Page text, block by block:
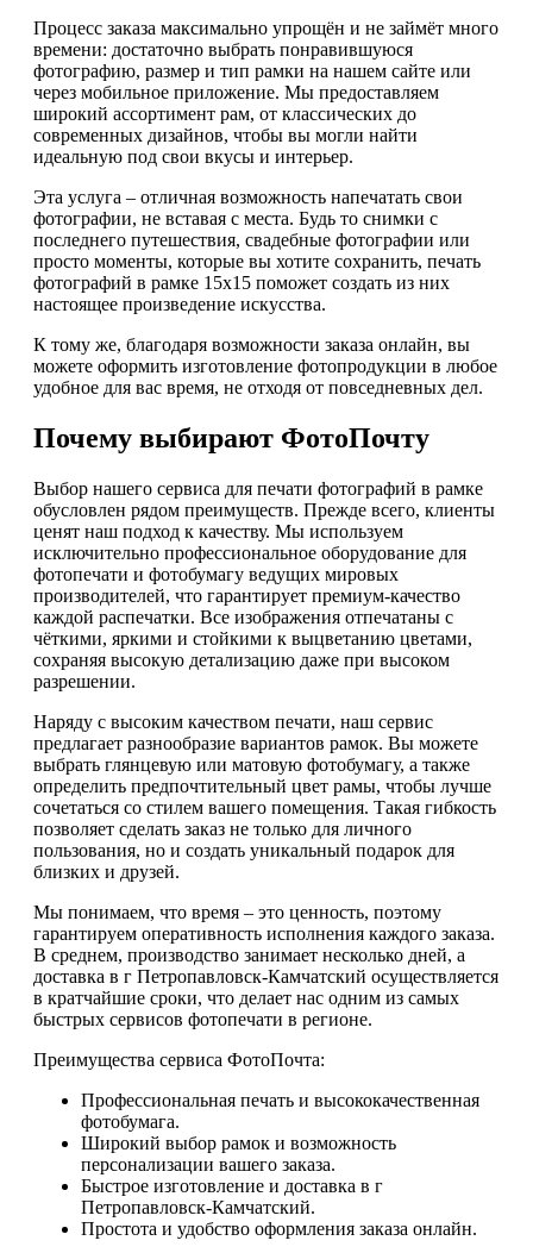
Процесс заказа максимально упрощён и не займёт много
времени: достаточно выбрать понравившуюся
фотографию, размер и тип рамки на нашем сайте или
через мобильное приложение. Мы предоставляем
широкий ассортимент рам, от классических до
современных дизайнов, чтобы вы могли найти
идеальную под свои вкусы и интерьер.
Эта услуга – отличная возможность напечатать свои
фотографии, не вставая с места. Будь то снимки с
последнего путешествия, свадебные фотографии или
просто моменты, которые вы хотите сохранить, печать
фотографий в рамке 15х15 поможет создать из них
настоящее произведение искусства.
К тому же, благодаря возможности заказа онлайн, вы
можете оформить изготовление фотопродукции в любое
удобное для вас время, не отходя от повседневных дел.
Почему выбирают ФотоПочту
Выбор нашего сервиса для печати фотографий в рамке
обусловлен рядом преимуществ. Прежде всего, клиенты
ценят наш подход к качеству. Мы используем
исключительно профессиональное оборудование для
фотопечати и фотобумагу ведущих мировых
производителей, что гарантирует премиум-качество
каждой распечатки. Все изображения отпечатаны с
чёткими, яркими и стойкими к выцветанию цветами,
сохраняя высокую детализацию даже при высоком
разрешении.
Наряду с высоким качеством печати, наш сервис
предлагает разнообразие вариантов рамок. Вы можете
выбрать глянцевую или матовую фотобумагу, а также
определить предпочтительный цвет рамы, чтобы лучше
сочетаться со стилем вашего помещения. Такая гибкость
позволяет сделать заказ не только для личного
пользования, но и создать уникальный подарок для
близких и друзей.
Мы понимаем, что время – это ценность, поэтому
гарантируем оперативность исполнения каждого заказа.
В среднем, производство занимает несколько дней, а
доставка в г Петропавловск-Камчатский осуществляется
в кратчайшие сроки, что делает нас одним из самых
быстрых сервисов фотопечати в регионе.
Преимущества сервиса ФотоПочта:
Профессиональная печать и высококачественная
фотобумага.
Широкий выбор рамок и возможность
персонализации вашего заказа.
Быстрое изготовление и доставка в г
Петропавловск-Камчатский.
Простота и удобство оформления заказа онлайн.